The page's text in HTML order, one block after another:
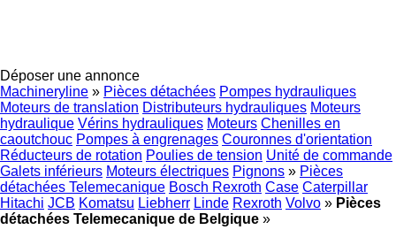
Déposer une annonce
Machineryline » Pièces détachées Pompes hydrauliques
Moteurs de translation Distributeurs hydrauliques Moteurs
hydraulique Vérins hydrauliques Moteurs Chenilles en
caoutchouc Pompes à engrenages Couronnes d'orientation
Réducteurs de rotation Poulies de tension Unité de commande
Galets inférieurs Moteurs électriques Pignons » Pièces
détachées Telemecanique Bosch Rexroth Case Caterpillar
Hitachi JCB Komatsu Liebherr Linde Rexroth Volvo » Pièces
détachées Telemecanique de Belgique »